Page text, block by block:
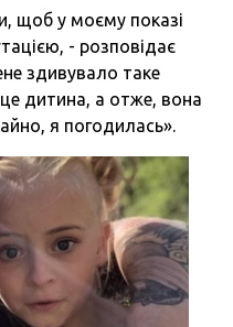
щоб у моєму показі
- розповідає
здивувало таке
дитина, а отже, вона
я погодилась».